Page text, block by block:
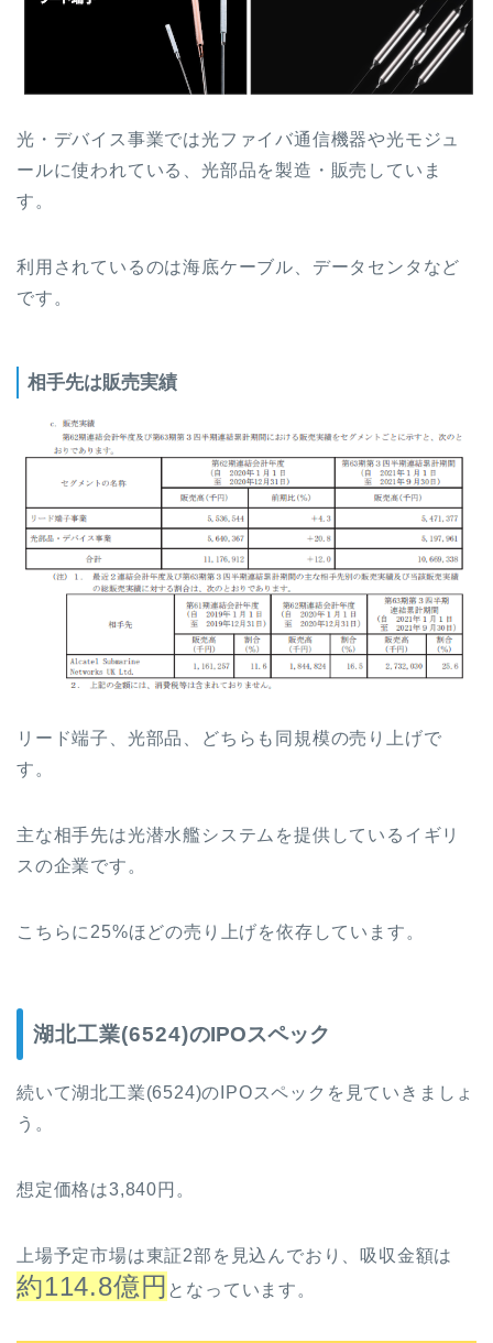
光・デバイス事業では光ファイバ通信機器や光モジュ
ールに使われている、光部品を製造・販売していま
す。
利用されているのは海底ケーブル、データセンタなど
です。
相手先は販売実績
リード端子、光部品、どちらも同規模の売り上げで
す。
主な相手先は光潜水艦システムを提供しているイギリ
スの企業です。
こちらに25%ほどの売り上げを依存しています。
湖北工業(6524)のIPOスペック
続いて湖北工業(6524)のIPOスペックを見ていきましょ
う。
想定価格は3,840円。
上場予定市場は東証2部を見込んでおり、吸収金額は
約114.8億円 となっています。